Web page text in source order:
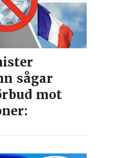
sågar
mot